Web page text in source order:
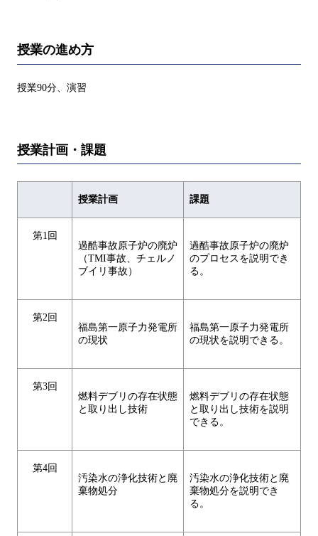
授業の進め方
授業90分、演習
授業計画・課題
授業計画 課題
第1回
過酷事故原子炉の廃炉
（TMI事故、チェルノ
ブイリ事故）
過酷事故原子炉の廃炉
のプロセスを説明でき
る。
第2回
福島第一原子力発電所
の現状
福島第一原子力発電所
の現状を説明できる。
第3回
燃料デブリの存在状態
と取り出し技術
燃料デブリの存在状態
と取り出し技術を説明
できる。
第4回
汚染水の浄化技術と廃
棄物処分
汚染水の浄化技術と廃
棄物処分を説明でき
る。